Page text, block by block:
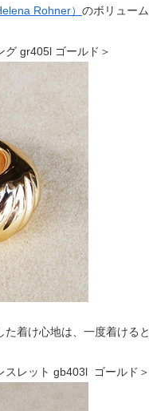
Rohner） のボリュー
グ gr405l ゴールド＞
着け心地は、一度着ける
スレット gb403l ゴールド＞